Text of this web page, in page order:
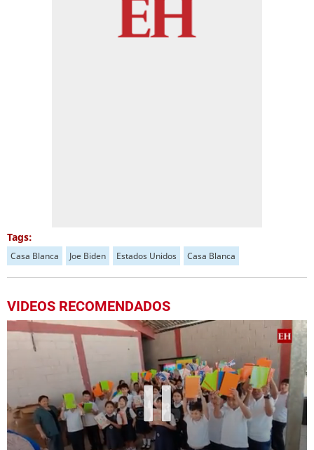
Tags:
Casa Blanca Joe Biden Estados Unidos Casa Blanca
VIDEOS RECOMENDADOS